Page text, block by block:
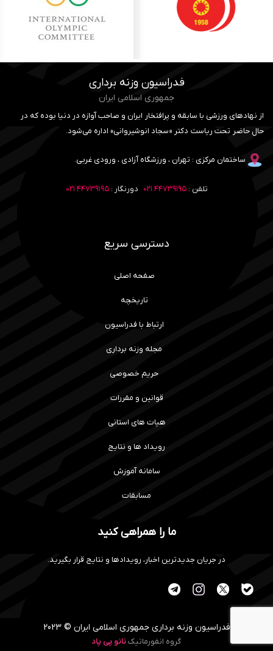
فدراسیون وزنه برداری
جمهوری اسلامی ایران
از نهادهای ورزشی با سابقه و پرافتخار ایران و صاحب آوازه در دنیا بوده که در
حال حاضر تحت ریاست دکتر «سجاد انوشیروانی» اداره می‌شود.
ساختمان مرکزی : تهران ، ورزشگاه آزادی ، ورودی غربی.
تلفن :۴۴۷۳۹۱۹۵ ۰۲۱ دورنگار :۴۴۷۳۹۱۹۵ ۰۲۱
دسترسی سریع
صفحه اصلی
تاریخچه
ارتباط با فدراسیون
مجله وزنه برداری
حریم خصوصی
قوانین و مقررات
هیات های استانی
رویداد ها و نتایج
سامانه آموزش
مسابقات
ما را همراهی کنید
در جریان جدیدترین اخبار، رویدادها و نتایج قرار بگیرید.
فدراسیون وزنه برداری جمهوری اسلامی ایران © 2023
گروه انفورماتیکنانو پی پاد